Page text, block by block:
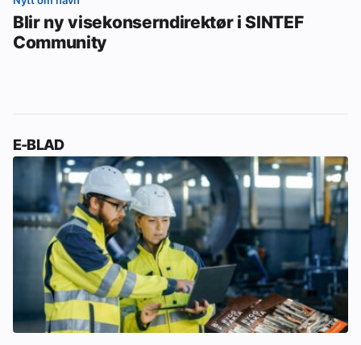
Blir ny visekonserndirektør i SINTEF
Community
E-BLAD